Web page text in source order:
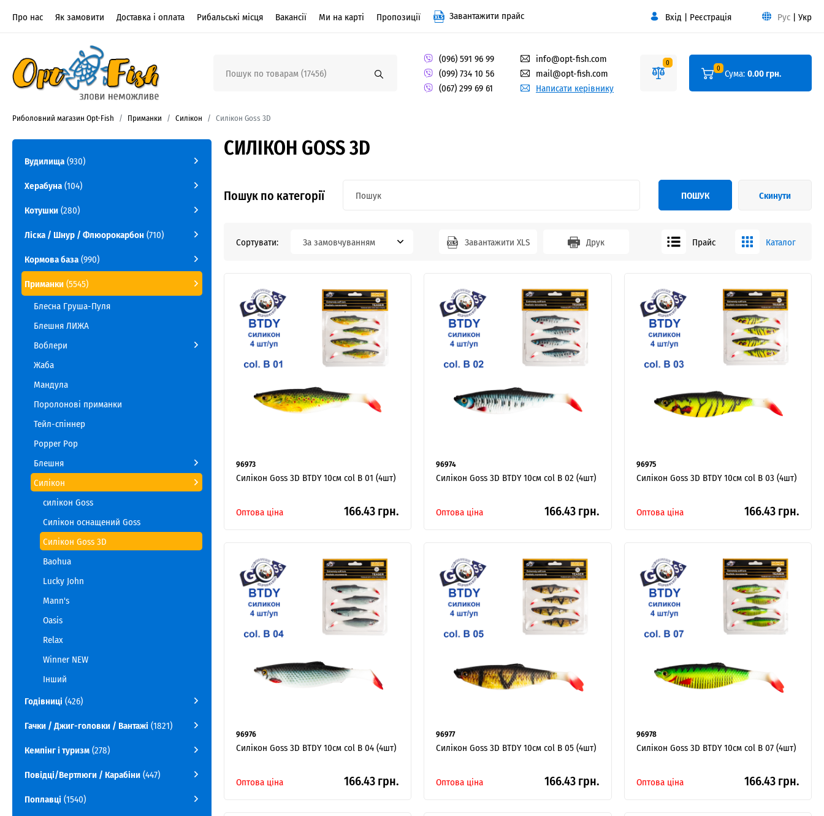
Про нас Як замовити Доставка і оплата Рибальські місця Вакансії Ми на карті Пропозиції Завантажити прайс Вхід | Реєстрація Рус | Укр
(096) 591 96 99
(099) 734 10 56
(067) 299 69 61
info@opt-fish.com
mail@opt-fish.com
Написати керівнику
0
0 Сума:0.00 грн.
Риболовний магазин Opt-Fish Приманки Силікон Силікон Goss 3D
СИЛІКОН GOSS 3D
Пошук по категорії ПОШУК Скинути
Сортувати: За замовчуванням Завантажити XLS Друк Прайс Каталог
96973
Силікон Goss 3D BTDY 10см col B 01 (4шт)
Оптова ціна 166.43 грн.
96974
Силікон Goss 3D BTDY 10см col B 02 (4шт)
Оптова ціна 166.43 грн.
96975
Силікон Goss 3D BTDY 10см col B 03 (4шт)
Оптова ціна 166.43 грн.
96976
Силікон Goss 3D BTDY 10см col B 04 (4шт)
Оптова ціна 166.43 грн.
96977
Силікон Goss 3D BTDY 10см col B 05 (4шт)
Оптова ціна 166.43 грн.
96978
Силікон Goss 3D BTDY 10см col B 07 (4шт)
Оптова ціна 166.43 грн.
Вудилища(930)
Херабуна(104)
Котушки(280)
Ліска / Шнур / Флюорокарбон(710)
Кормова база(990)
Приманки(5545)
Блесна Груша-Пуля
Блешня ЛИЖА
Воблери
Жаба
Мандула
Поролонові приманки
Тейл-спіннер
Popper Pop
Блешня
Силікон
силікон Goss
Силікон оснащений Goss
Силікон Goss 3D
Baohua
Lucky John
Mann's
Oasis
Relax
Winner NEW
Інший
Годівниці (426)
Гачки / Джиг-головки / Вантажі (1821)
Кемпінг і туризм(278)
Повідці/Вертлюги / Карабіни(447)
Поплавці (1540)